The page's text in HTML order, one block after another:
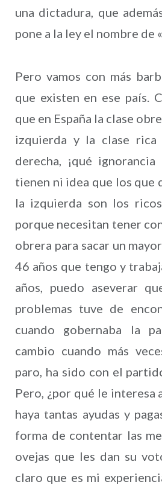
una dictadura, que
pone a la ley el nombre de
Pero vamos con más
que existen en ese país.
que en España la clase
izquierda y la clase
derecha, ¡qué
tienen ni idea que los que
la izquierda son los
porque necesitan tener
obrera para sacar un
46 años que tengo y
años, puedo aseverar
problemas tuve de
cuando gobernaba la
cambio cuando más
paro, ha sido con el
Pero, ¿por qué le interesa
haya tantas ayudas y
forma de contentar las
ovejas que les dan su
claro que es mi